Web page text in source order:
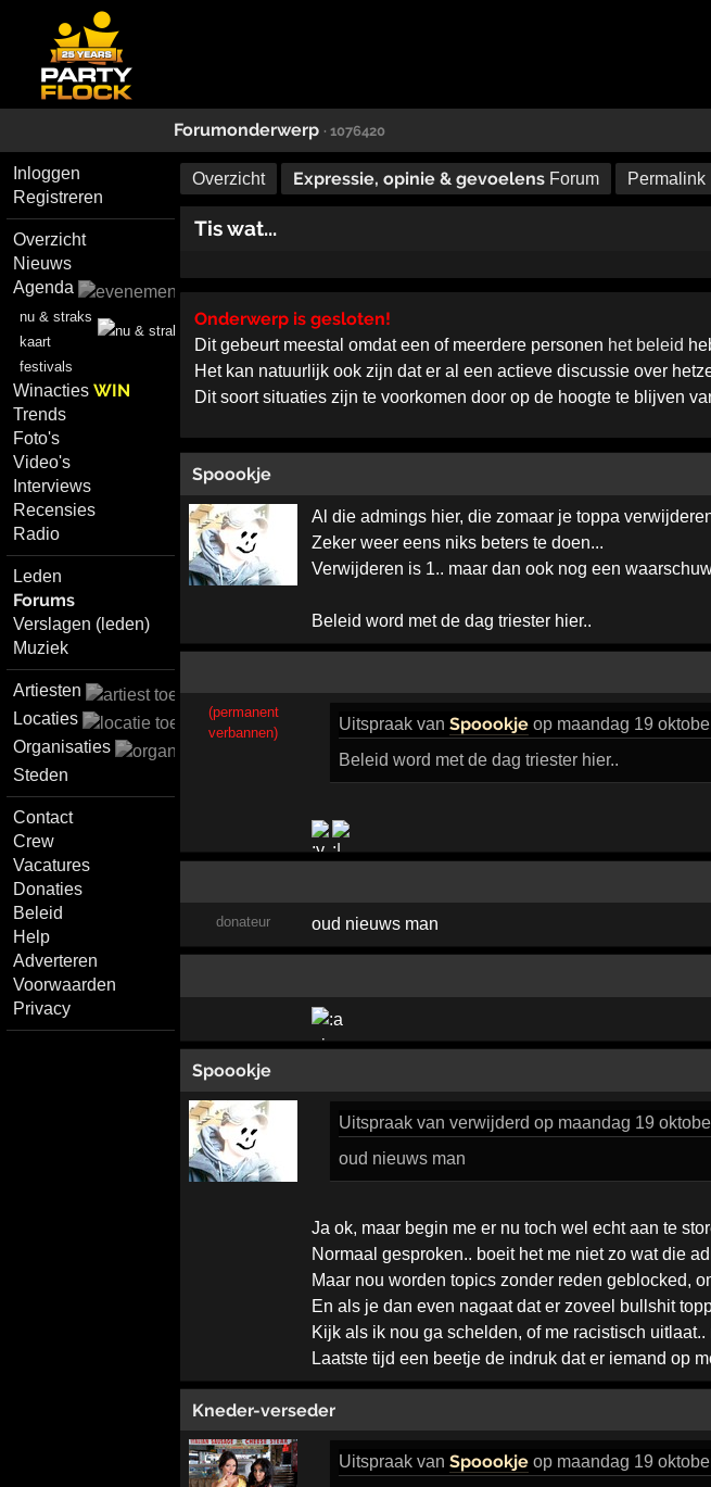
Forumonderwerp · 1076420
Inloggen
Registreren
Overzicht
Nieuws
Agenda
nu & straks
kaart
festivals
WinactiesWIN
Trends
Foto's
Video's
Interviews
Recensies
Radio
Leden
Forums
Verslagen (leden)
Muziek
Artiesten
Locaties
Organisaties
Steden
Contact
Crew
Vacatures
Donaties
Beleid
Help
Adverteren
Voorwaarden
Privacy
Overzicht Expressie, opinie & gevoelens Forum Permalink
Tis wat...
Onderwerp is gesloten!
Dit gebeurt meestal omdat een of meerdere personen het beleid
Het kan natuurlijk ook zijn dat er al een actieve discussie over
Dit soort situaties zijn te voorkomen door op de hoogte te blijven
Spoookje
Al die admings hier, die zomaar je toppa
Zeker weer eens niks beters te doen...
Verwijderen is 1.. maar dan ook nog een
Beleid word met de dag triester hier..
(permanent
verbannen)
Uitspraakvan Spoookjeop maandag 19
Beleid word met de dag triester hier..
donateur oud nieuws man
Spoookje
Uitspraakvan verwijderd op maandag 19
oud nieuws man
Ja ok, maar begin me er nu toch wel echt aan te
Normaal gesproken.. boeit het me niet zo wat die
Maar nou worden topics zonder reden geblocked,
En als je dan even nagaat dat er zoveel bullshit
Kijk als ik nou ga schelden, of me racistisch
Laatste tijd een beetje de indruk dat er iemand op
Kneder-verseder
Uitspraakvan Spoookjeop maandag 19